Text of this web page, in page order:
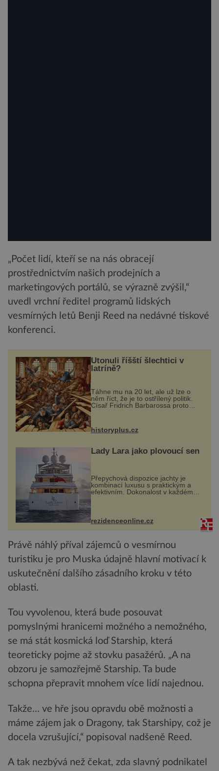
„Počet lidí, kteří se na nás obracejí
prostřednictvím našich prodejních a
marketingových portálů, se výrazně zvýšil,“
uvedl vrchní ředitel programů lidských
vesmírných letů Benji Reed na nedávné tiskové
konferenci.
Utonuli říšští šlechtici v
latríně?
Táhne mu na 20 let, ale už lze o
něm říct, že je to ostřílený politik.
Císař Fridrich Barbarossa proto
posílá svého syna a dědice
prostředníkem při řešení sporu m...
historyplus.cz
Lady Lara jako plovoucí sen
Přepychová dispozice jachty je
kombinací luxusu s praktickým a
efektivním. Dokonalost v každém
detailu představuje značka Fendi
Casa, kterou byly vybaveny její
paluby. Monacký přístav nabízí
každoročn...
rezidenceonline.cz
Právě náhlý příval zájemců o vesmírnou
turistiku je pro Muska údajně hlavní motivací k
uskutečnění dalšího zásadního kroku v této
oblasti.
Tou vyvolenou, která bude posouvat
pomyslnými hranicemi možného a nemožného,
se má stát kosmická loď Starship, která
teoreticky pojme až stovku pasažérů. „A na
obzoru je samozřejmě Starship. Ta bude
schopna přepravit mnohem více lidí najednou.
Takže… ve hře jsou opravdu obě možnosti a
máme zájem jak o Dragony, tak Starshipy, což je
docela vzrušující,“ popisoval nadšeně Reed.
A tak nezbývá než čekat, zda slavný podnikatel